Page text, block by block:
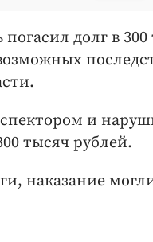
долг в 300
и
тысяч рублей.
наказание